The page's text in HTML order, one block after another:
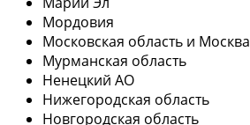
Мордовия
Московская область и Москва
Мурманская область
Ненецкий АО
Нижегородская область
Новгородская область